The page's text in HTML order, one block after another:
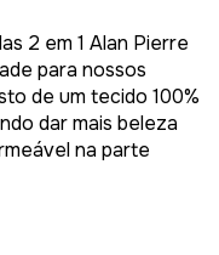
2 em 1 Alan Pierre
para nossos
de um tecido 100%
dar mais beleza
na parte